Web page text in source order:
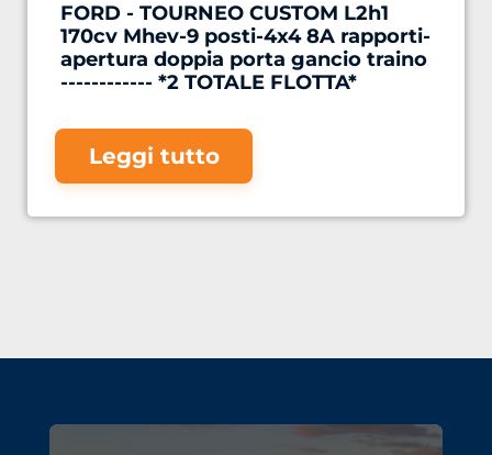
FORD - TOURNEO CUSTOM L2h1
170cv Mhev-9 posti-4x4 8A rapporti-
apertura doppia porta gancio traino
------------ *2 TOTALE FLOTTA*
Leggi tutto